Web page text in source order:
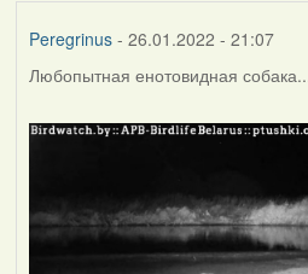
Peregrinus- 26.01.2022 - 21:07
Любопытная енотовидная